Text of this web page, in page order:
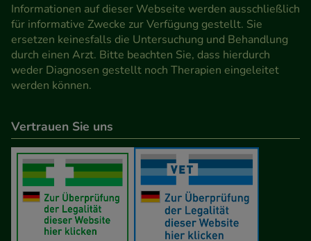
Informationen auf dieser Webseite werden ausschließlich
für informative Zwecke zur Verfügung gestellt. Sie
ersetzen keinesfalls die Untersuchung und Behandlung
durch einen Arzt. Bitte beachten Sie, dass hierdurch
weder Diagnosen gestellt noch Therapien eingeleitet
werden können.
Vertrauen Sie uns